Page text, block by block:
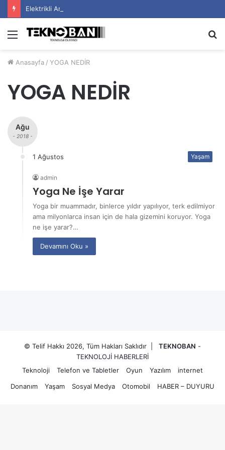
Elektrikli Araç Bataryalarının Ömrü Nasıl Uzatılır?
Menü
Anasayfa / YOGA NEDİR
YOGA NEDİR
Ağu
- 2018 -
1 Ağustos Yaşam
admin
Yoga Ne İşe Yarar
Yoga bir muammadır, binlerce yıldır yapılıyor, terk edilmiyor
ama milyonlarca insan için de hala gizemini koruyor. Yoga
ne işe yarar?…
Devamını Oku »
© Telif Hakkı 2026, Tüm Hakları Saklıdır | TEKNOBAN -
TEKNOLOJİ HABERLERİ
Teknoloji
Telefon ve Tabletler Oyun Yazılım
internet
Donanım
Yaşam Sosyal Medya Otomobil HABER – DUYURU